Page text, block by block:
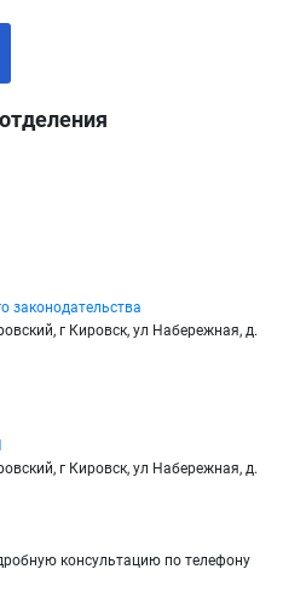
законодательства
г Кировск, ул Набережная, д.
г Кировск, ул Набережная, д.
консультацию по телефону